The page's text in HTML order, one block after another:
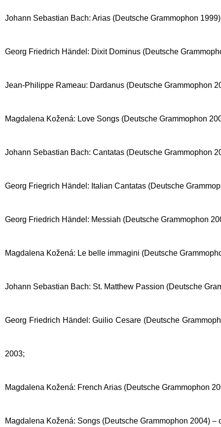
Johann Sebastian Bach: Arias (Deutsche Grammophon
Georg Friedrich Händel: Dixit Dominus (Deutsche
Jean-Philippe Rameau: Dardanus (Deutsche Grammophon
Magdalena Kožená: Love Songs (Deutsche Grammophon
Johann Sebastian Bach: Cantatas (Deutsche Grammophon
Georg Friegrich Händel: Italian Cantatas (Deutsche
Georg Friedrich Händel: Messiah (Deutsche Grammophon
Magdalena Kožená: Le belle immagini (Deutsche
Johann Sebastian Bach: St. Matthew Passion (Deutsche
Georg Friedrich Händel: Guilio Cesare (Deutsche
2003;
Magdalena Kožená: French Arias (Deutsche Grammophon
Magdalena Kožená: Songs (Deutsche Grammophon 2004) –